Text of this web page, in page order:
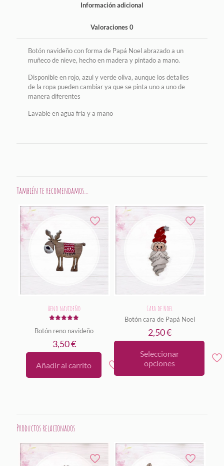
Información adicional
Valoraciones0
Botón navideño con forma de Papá Noel abrazado a un
muñeco de nieve, hecho en madera y pintado a mano.
Disponible en rojo, azul y verde oliva, aunque los detalles
de la ropa pueden cambiar ya que se pinta uno a uno de
manera diferentes
Lavable en agua fría y a mano
También te recomendamos…
Reno navideño
con
de 5
Botón reno navideño
3,50€
Añadir al carrito
Cara de Noel
Botón cara de Papá Noel
2,50€
Seleccionar
opciones
Este
producto
elegir
en
Productos relacionados